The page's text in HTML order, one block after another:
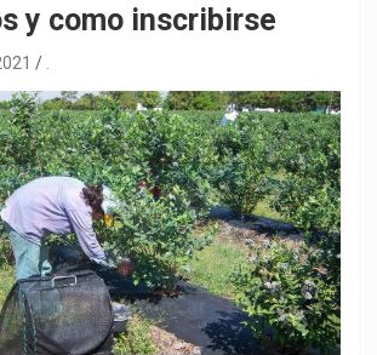
y como inscribirse